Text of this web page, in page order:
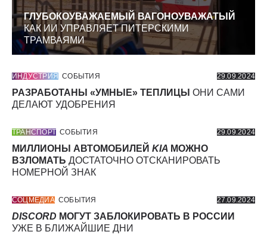
ГЛУБОКОУВАЖАЕМЫЙ ВАГОНОУВАЖАТЫЙ
КАК ИИ УПРАВЛЯЕТ ПИТЕРСКИМИ
ТРАМВАЯМИ
ИНДУСТРИЯ СОБЫТИЯ 29.09.2024
РАЗРАБОТАНЫ «УМНЫЕ» ТЕПЛИЦЫ ОНИ САМИ
ДЕЛАЮТ УДОБРЕНИЯ
ТРАНСПОРТ СОБЫТИЯ 29.09.2024
МИЛЛИОНЫ АВТОМОБИЛЕЙ KIA МОЖНО
ВЗЛОМАТЬ ДОСТАТОЧНО ОТСКАНИРОВАТЬ
НОМЕРНОЙ ЗНАК
СОЦМЕДИА СОБЫТИЯ 27.09.2024
DISCORD МОГУТ ЗАБЛОКИРОВАТЬ В РОССИИ
УЖЕ В БЛИЖАЙШИЕ ДНИ